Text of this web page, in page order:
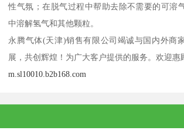
性气氛；在脱气过程中帮助去除不需要的可溶
中溶解氢气和其他颗粒。
永腾气体(天津)销售有限公司竭诚与国内外商
展，共创辉煌！为广大客户提供的服务。欢迎惠
m.sl10010.b2b168.com